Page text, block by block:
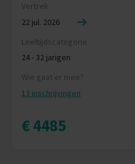
Vertrek
22 jul. 2026
Leeftijdscategorie
24 - 32 jarigen
Wie gaat er mee?
13 inschrijvingen
€ 4485